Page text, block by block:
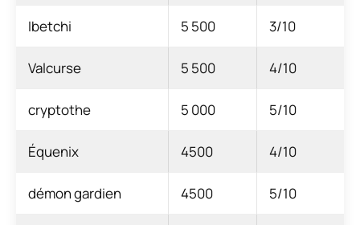
Ibetchi 5 500 3/10
Valcurse 5 500 4/10
cryptothe 5 000 5/10
Équenix 4500 4/10
démon gardien 4500 5/10